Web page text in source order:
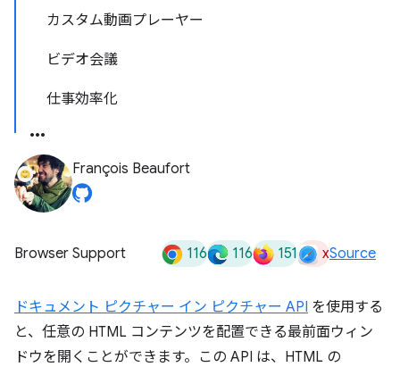
カスタム動画プレーヤー
ビデオ会議
仕事効率化
François Beaufort
Browser Support 116 116 151 xSource
ドキュメント ピクチャー イン ピクチャー API を使用する
と、任意の HTML コンテンツを配置できる最前面ウィン
ドウを開くことができます。この API は、HTML の